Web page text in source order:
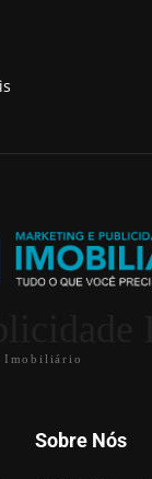
Imobiliário
Sobre Nós